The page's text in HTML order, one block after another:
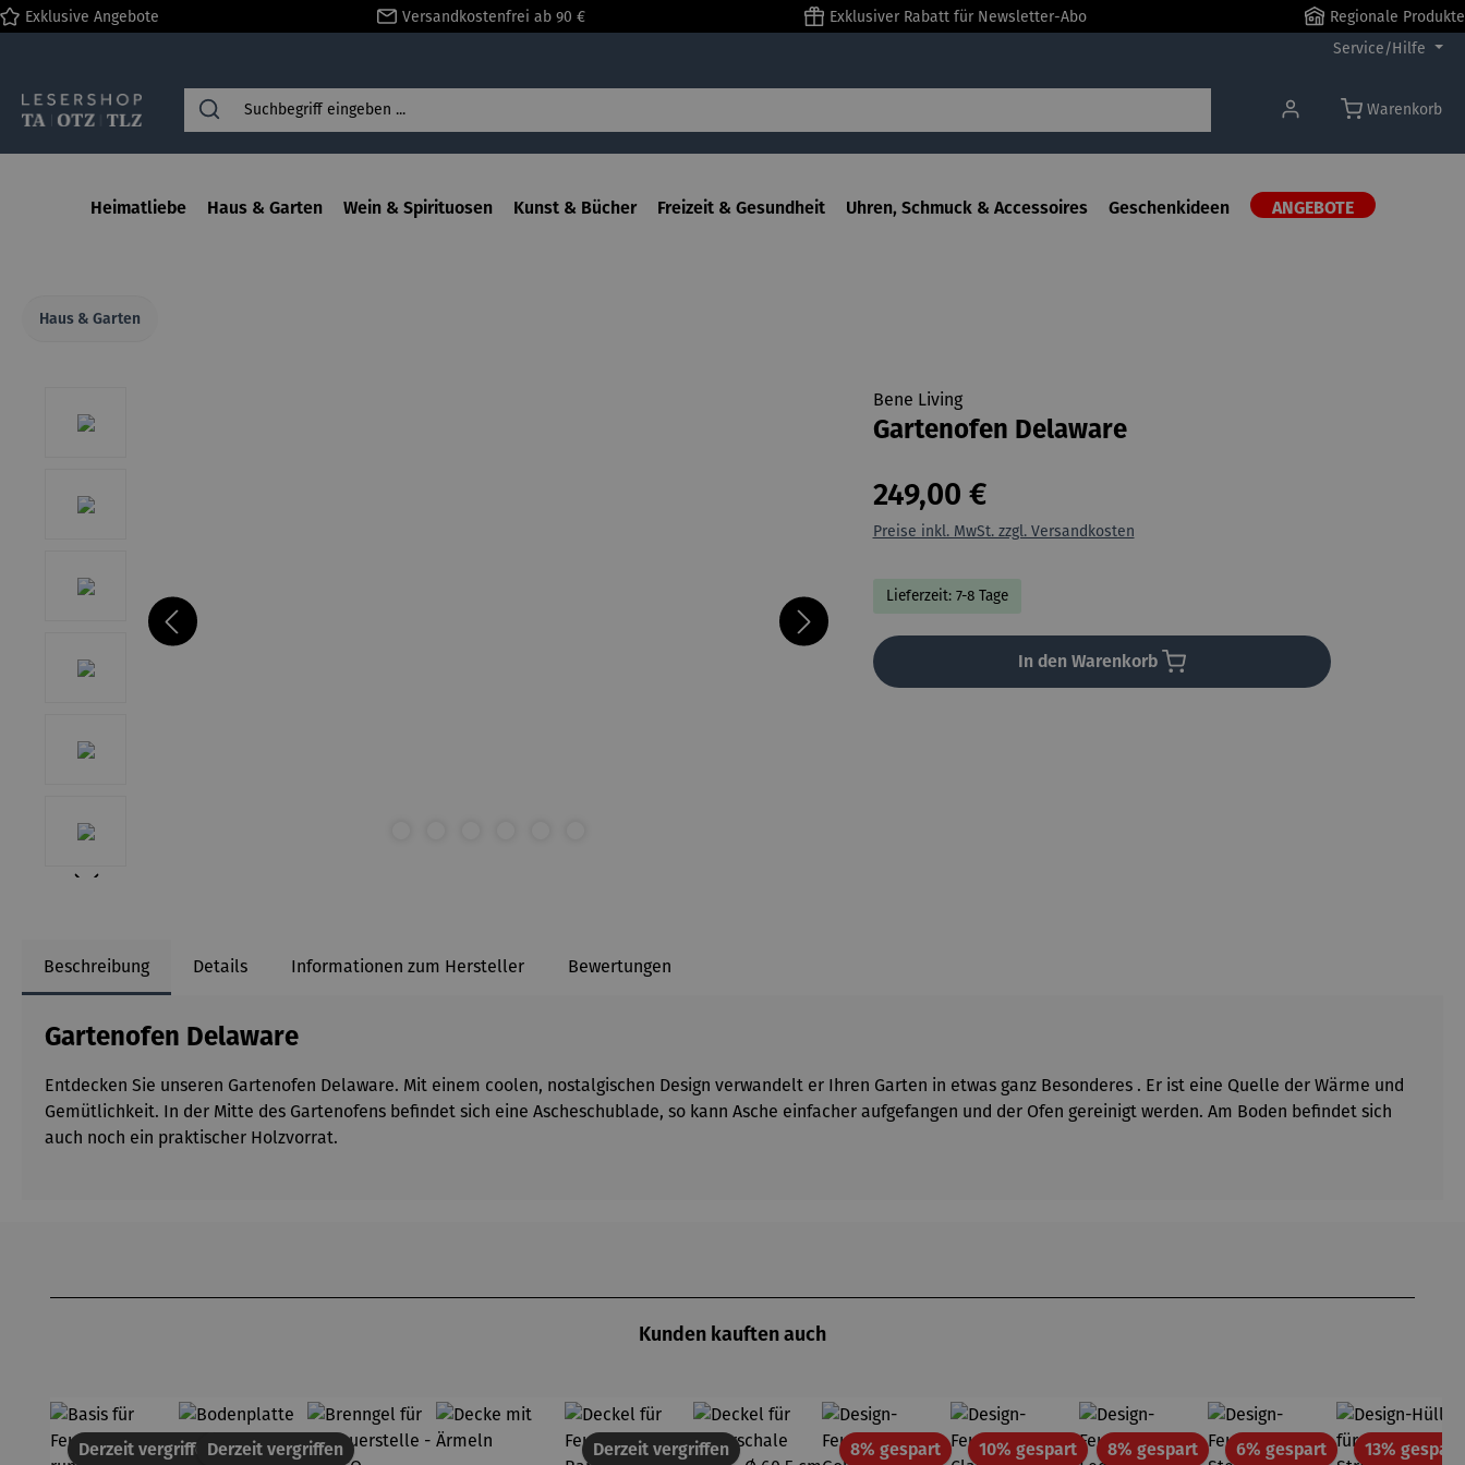
Zur Hauptnavigation springen
Exklusive Angebote Versandkostenfrei ab 90 € Exklusiver Rabatt für Newsletter-Abo
Regionale Produkte
Service/Hilfe
Warenkorb
Heimatliebe Haus & Garten Wein & Spirituosen Kunst & Bücher Freizeit & Gesundheit Uhren, Schmuck & Accessoires Geschenkideen ANGEBOTE
Haus & Garten
Bene Living
Gartenofen Delaware
249,00 €
Preise inkl. MwSt. zzgl. Versandkosten
Lieferzeit: 7-8 Tage
In den Warenkorb
Beschreibung Details Informationen zum Hersteller Bewertungen
Gartenofen Delaware
Entdecken Sie unseren Gartenofen Delaware. Mit einem coolen, nostalgischen Design verwandelt er Ihren Garten in etwas ganz Besonderes . Er ist eine Quelle der Wärme und
Gemütlichkeit. In der Mitte des Gartenofens befindet sich eine Ascheschublade, so kann Asche einfacher aufgefangen und der Ofen gereinigt werden. Am Boden befindet sich
auch noch ein praktischer Holzvorrat.
Kunden kauften auch
Derzeit vergriffenDerzeit vergriffen Derzeit vergriffen 8% gespartRabatt10% gespartRabatt8% gespartRabatt6% gespartRabatt13% gespart